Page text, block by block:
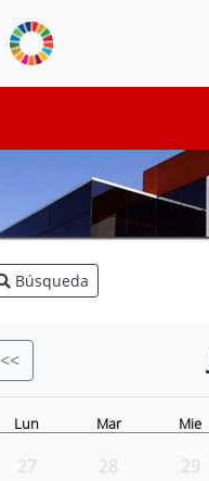
Búsqueda
<<
Lun Mar Mie
27 28 29